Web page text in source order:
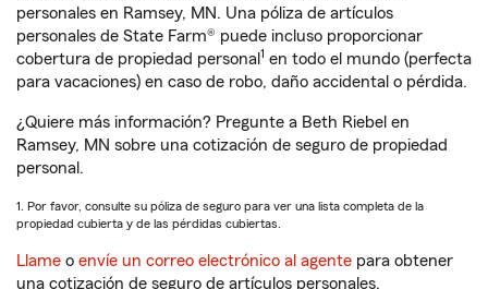
personales en Ramsey, MN. Una póliza de artículos
personales de State Farm® puede incluso proporcionar
cobertura de propiedad personal 1 en todo el mundo (perfecta
para vacaciones) en caso de robo, daño accidental o pérdida.
¿Quiere más información? Pregunte a Beth Riebel en
Ramsey, MN sobre una cotización de seguro de propiedad
personal.
1. Por favor, consulte su póliza de seguro para ver una lista completa de la
propiedad cubierta y de las pérdidas cubiertas.
Llame o envíe un correo electrónico al agente para obtener
una cotización de seguro de artículos personales.